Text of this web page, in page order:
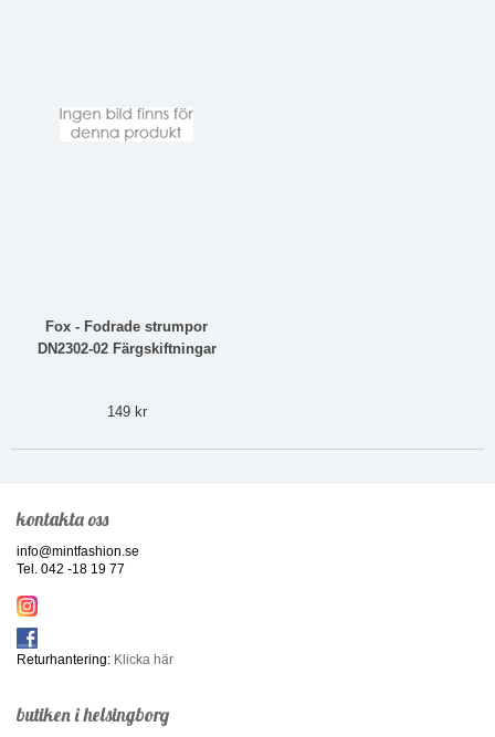
Fox - Fodrade strumpor
DN2302-02 Färgskiftningar
149 kr
kontakta oss
info@mintfashion.se
Tel. 042 -18 19 77
Returhantering: Klicka här
butiken i helsingborg